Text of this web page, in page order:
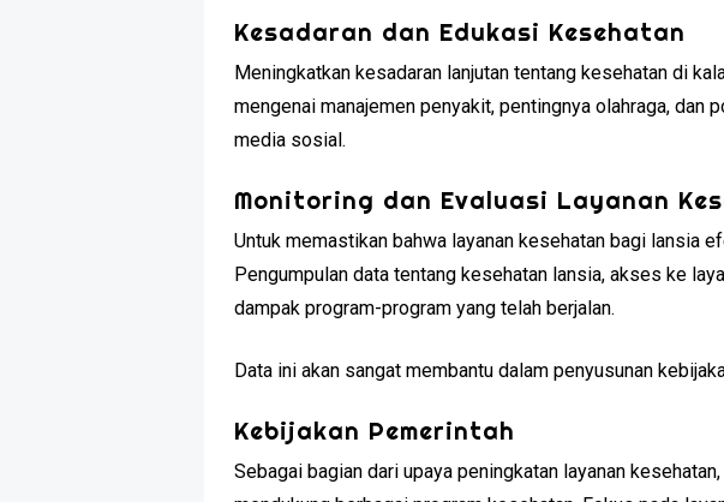
Kesadaran dan Edukasi Kesehatan
Meningkatkan kesadaran lanjutan tentang kesehatan di
mengenai manajemen penyakit, pentingnya olahraga,
media sosial.
Monitoring dan Evaluasi Layanan
Untuk memastikan bahwa layanan kesehatan bagi lansia
Pengumpulan data tentang kesehatan lansia, akses ke
dampak program-program yang telah berjalan.
Data ini akan sangat membantu dalam penyusunan
Kebijakan Pemerintah
Sebagai bagian dari upaya peningkatan layanan